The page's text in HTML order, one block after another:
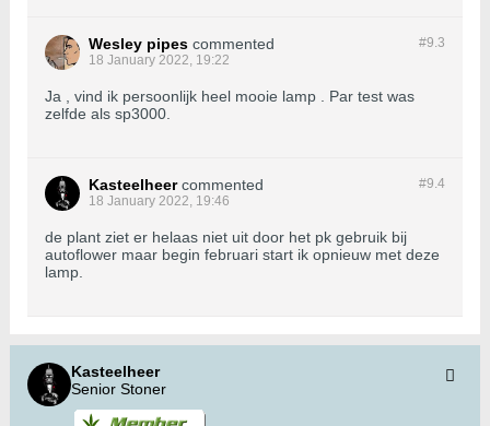
#9.3
Wesley pipes commented
18 January 2022, 19:22
Ja , vind ik persoonlijk heel mooie lamp . Par test was
zelfde als sp3000.
#9.4
Kasteelheer commented
18 January 2022, 19:46
de plant ziet er helaas niet uit door het pk gebruik bij
autoflower maar begin februari start ik opnieuw met deze
lamp.
Kasteelheer
Senior Stoner